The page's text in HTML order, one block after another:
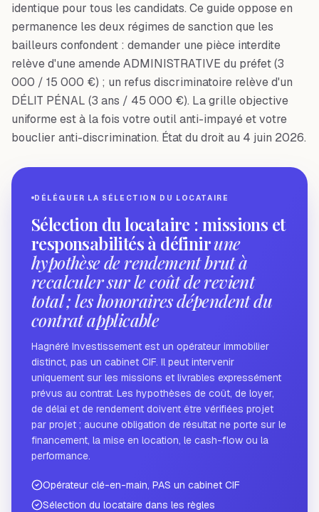
identique pour tous les candidats. Ce guide oppose en
permanence les deux régimes de sanction que les
bailleurs confondent : demander une pièce interdite
relève d'une amende ADMINISTRATIVE du préfet (3
000 / 15 000 €) ; un refus discriminatoire relève d'un
DÉLIT PÉNAL (3 ans / 45 000 €). La grille objective
uniforme est à la fois votre outil anti-impayé et votre
bouclier anti-discrimination. État du droit au 4 juin 2026.
DÉLÉGUER LA SÉLECTION DU LOCATAIRE
Sélection du locataire : missions et
responsabilités à définirune
hypothèse de rendement brut à
recalculer sur le coût de revient
total ; les honoraires dépendent du
contrat applicable
Hagnéré Investissement est un opérateur immobilier
distinct, pas un cabinet CIF. Il peut intervenir
uniquement sur les missions et livrables expressément
prévus au contrat. Les hypothèses de coût, de loyer,
de délai et de rendement doivent être vérifiées projet
par projet ; aucune obligation de résultat ne porte sur le
financement, la mise en location, le cash-flow ou la
performance.
Opérateur clé-en-main, PAS un cabinet CIF
Sélection du locataire dans les règles